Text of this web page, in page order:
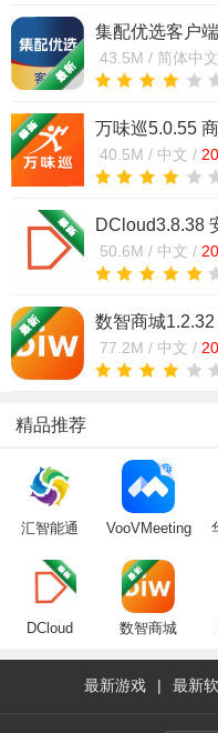
集配优选客户
理
43.5M / 简体中
万味巡5.0.55
40.5M / 中文 /
DCloud3.8.38
50.6M / 中文 /
数智商城
77.2M / 中文 /
精品推荐
汇智能通
公)
VooVMeeting
互通版下载最
新官方版
DCloud 数智商城
最新游戏 | 最新